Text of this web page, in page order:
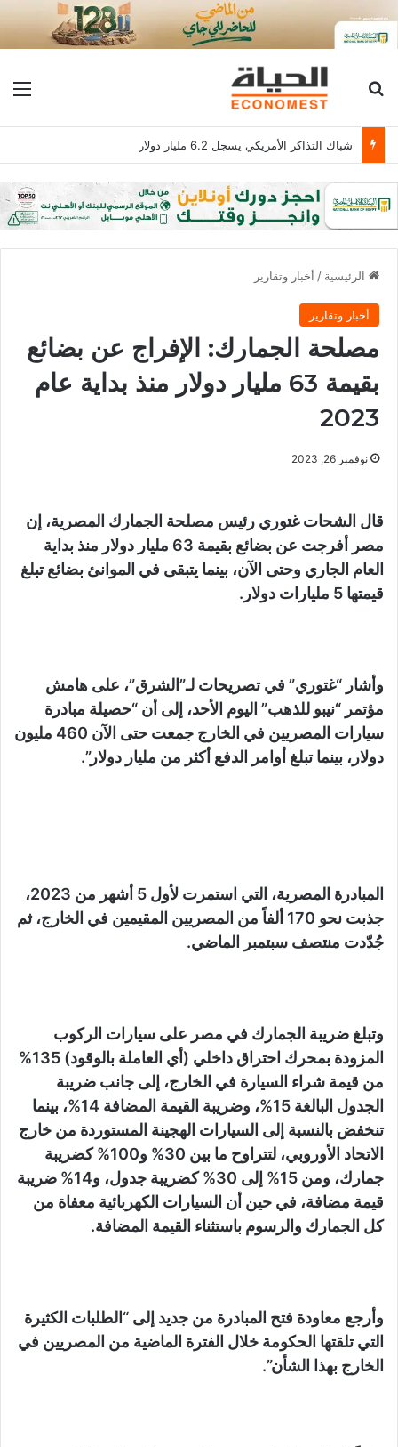
بحث عن
شباك التذاكر الأمريكي يسجل 6.2 مليار دولار
الرئيسية / أخبار وتقارير
أخبار وتقارير
مصلحة الجمارك: الإفراج عن بضائع
بقيمة 63 مليار دولار منذ بداية عام
2023
نوفمبر 26, 2023
قال الشحات غتوري رئيس مصلحة الجمارك المصرية، إن
مصر أفرجت عن بضائع بقيمة 63 مليار دولار منذ بداية
العام الجاري وحتى الآن، بينما يتبقى في الموانئ بضائع تبلغ
قيمتها 5 مليارات دولار.
وأشار “غتوري” في تصريحات لـ”الشرق”، على هامش
مؤتمر “نيبو للذهب” اليوم الأحد، إلى أن “حصيلة مبادرة
سيارات المصريين في الخارج جمعت حتى الآن 460 مليون
دولار، بينما تبلغ أوامر الدفع أكثر من مليار دولار”.
المبادرة المصرية، التي استمرت لأول 5 أشهر من 2023،
جذبت نحو 170 ألفاً من المصريين المقيمين في الخارج، ثم
جُدّدت منتصف سبتمبر الماضي.
وتبلغ ضريبة الجمارك في مصر على سيارات الركوب
المزودة بمحرك احتراق داخلي (أي العاملة بالوقود) 135%
من قيمة شراء السيارة في الخارج، إلى جانب ضريبة
الجدول البالغة 15%، وضريبة القيمة المضافة 14%، بينما
تنخفض بالنسبة إلى السيارات الهجينة المستوردة من خارج
الاتحاد الأوروبي، لتتراوح ما بين 30% و100% كضريبة
جمارك، ومن 15% إلى 30% كضريبة جدول، و14% ضريبة
قيمة مضافة، في حين أن السيارات الكهربائية معفاة من
كل الجمارك والرسوم باستثناء القيمة المضافة.
وأرجع معاودة فتح المبادرة من جديد إلى “الطلبات الكثيرة
التي تلقتها الحكومة خلال الفترة الماضية من المصريين في
الخارج بهذا الشأن”.